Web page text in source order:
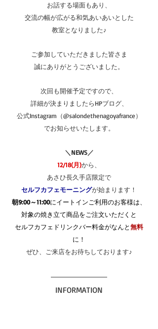
お話する場面もあり、
交流の幅が広がる和気あいあいとした
教室となりました♪
ご参加していただきました皆さま
誠にありがとうございました。
次回も開催予定ですので、
詳細が決まりましたらHPブログ、
公式Instagram（@salondethenagoyafrance）
でお知らせいたします。
＼NEWS／
12/18(月)から、
あさひ長久手店限定で
セルフカフェモーニングが始まります！
朝9:00～11:00にイートインご利用のお客様は、
対象の焼き立て商品をご注文いただくと
セルフカフェドリンクバー料金がなんと無料
に！
ぜひ、ご来店をお待ちしております♪
INFORMATION